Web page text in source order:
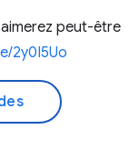
peut-être
2y0I5Uo